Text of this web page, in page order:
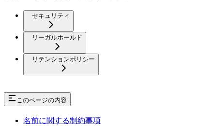
セキュリティ
リーガルホールド
リテンションポリシー
このページの内容
名前に関する制約事項